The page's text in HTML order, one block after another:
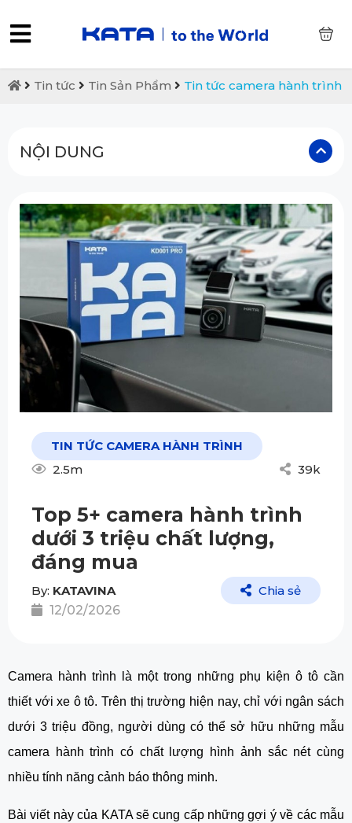
Tin tức Tin Sản Phẩm Tin tức camera hành trình
NỘI DUNG
TIN TỨC CAMERA HÀNH TRÌNH
2.5m
39k
Top 5+ camera hành trình
dưới 3 triệu chất lượng,
đáng mua
By: KATAVINA
12/02/2026
Chia sẻ
Camera hành trình là một trong những phụ kiện ô tô cần
thiết với xe ô tô. Trên thị trường hiện nay, chỉ với ngân sách
dưới 3 triệu đồng, người dùng có thể sở hữu những mẫu
camera hành trình có chất lượng hình ảnh sắc nét cùng
nhiều tính năng cảnh báo thông minh.
Bài viết này của KATA sẽ cung cấp những gợi ý về các mẫu